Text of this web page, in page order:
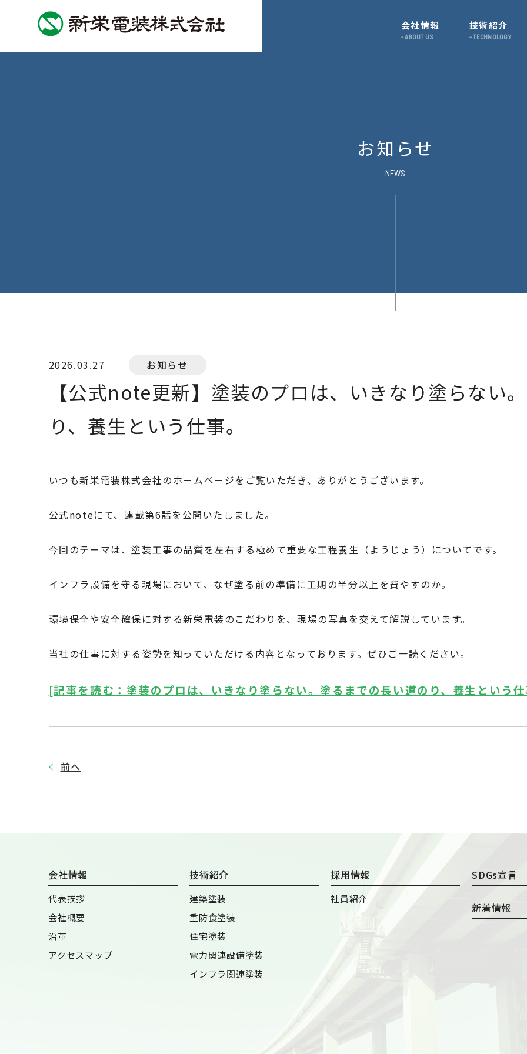
会社情報 技術紹介
お知らせ
NEWS
2026.03.27 お知らせ
【公式note更新】塗装のプロは、いきなり塗らない
り、養生という仕事。
いつも新栄電装株式会社のホームページをご覧いただき、ありがとうございます。
公式noteにて、連載第6話を公開いたしました。
今回のテーマは、塗装工事の品質を左右する極めて重要な工程養生（ようじょう）についてです。
インフラ設備を守る現場において、なぜ塗る前の準備に工期の半分以上を費やすのか。
環境保全や安全確保に対する新栄電装のこだわりを、現場の写真を交えて解説しています。
当社の仕事に対する姿勢を知っていただける内容となっております。ぜひご一読ください。
[記事を読む：塗装のプロは、いきなり塗らない。塗るまでの長い道のり、養生という
前へ
会社情報
代表挨拶
会社概要
沿革
アクセスマップ
技術紹介
建築塗装
重防食塗装
住宅塗装
電力関連設備塗装
インフラ関連塗装
採用情報
社員紹介
SDGs宣言
新着情報